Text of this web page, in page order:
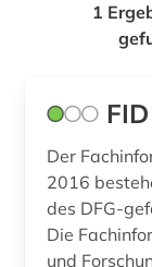
1
Der
2016
des DFG-
Die
und